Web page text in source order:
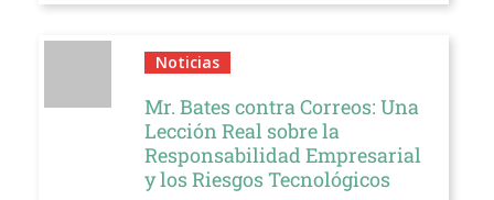
Noticias
Mr. Bates contra Correos: Una
Lección Real sobre la
Responsabilidad Empresarial
y los Riesgos Tecnológicos